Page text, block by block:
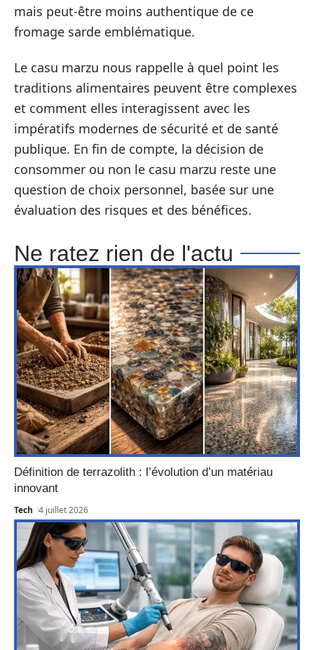
mais peut-être moins authentique de ce
fromage sarde emblématique.
Le casu marzu nous rappelle à quel point les
traditions alimentaires peuvent être complexes
et comment elles interagissent avec les
impératifs modernes de sécurité et de santé
publique. En fin de compte, la décision de
consommer ou non le casu marzu reste une
question de choix personnel, basée sur une
évaluation des risques et des bénéfices.
Ne ratez rien de l'actu
Définition de terrazolith : l’évolution d’un matériau
innovant
Tech 4 juillet 2026